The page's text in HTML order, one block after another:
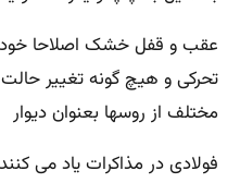
عقب و قفل خشک اصلاحا
تحرکی و هیچ گونه تغییر حالت
مختلف از روسها بعنوان دیوار
فولادی در مذاکرات یاد می